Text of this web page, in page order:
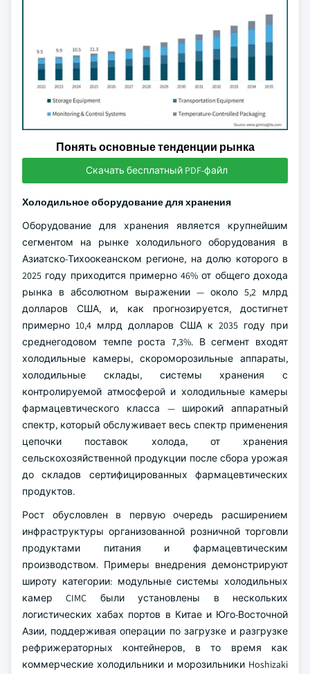
Понять основные тенденции рынка
Скачать бесплатный PDF-файл
Холодильное оборудование для хранения
Оборудование для хранения является крупнейшим
сегментом на рынке холодильного оборудования в
Азиатско-Тихоокеанском регионе, на долю которого в
2025 году приходится примерно 46% от общего дохода
рынка в абсолютном выражении — около 5,2 млрд
долларов США, и, как прогнозируется, достигнет
примерно 10,4 млрд долларов США к 2035 году при
среднегодовом темпе роста 7,3%. В сегмент входят
холодильные камеры, скороморозильные аппараты,
холодильные склады, системы хранения с
контролируемой атмосферой и холодильные камеры
фармацевтического класса — широкий аппаратный
спектр, который обслуживает весь спектр применения
цепочки поставок холода, от хранения
сельскохозяйственной продукции после сбора урожая
до складов сертифицированных фармацевтических
продуктов.
Рост обусловлен в первую очередь расширением
инфраструктуры организованной розничной торговли
продуктами питания и фармацевтическим
производством. Примеры внедрения демонстрируют
широту категории: модульные системы холодильных
камер CIMC были установлены в нескольких
логистических хабах портов в Китае и Юго-Восточной
Азии, поддерживая операции по загрузке и разгрузке
рефрижераторных контейнеров, в то время как
коммерческие холодильники и морозильники Hoshizaki